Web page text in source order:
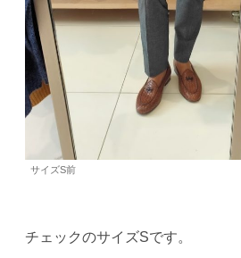
サイズS前
チェックのサイズSです。